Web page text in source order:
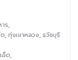
ร,
, ทุ่งเขาหลวง, ธวัชบุรี
อ็ด,